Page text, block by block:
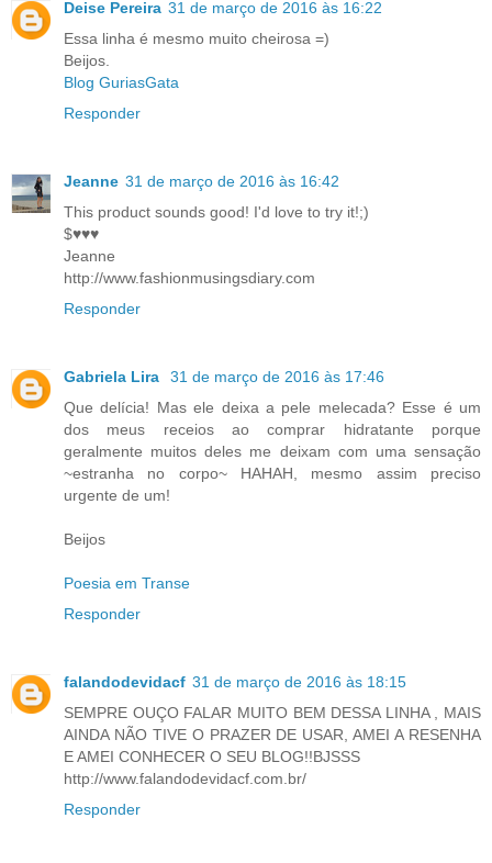
Deise Pereira 31 de março de 2016 às 16:22
Essa linha é mesmo muito cheirosa =)
Beijos.
Blog GuriasGata
Responder
Jeanne 31 de março de 2016 às 16:42
This product sounds good! I'd love to try it!;)
$♥♥♥
Jeanne
http://www.fashionmusingsdiary.com
Responder
Gabriela Lira
31 de março de 2016 às 17:46
Que delícia! Mas ele deixa a pele melecada? Esse é um
dos meus receios ao comprar hidratante porque
geralmente muitos deles me deixam com uma sensação
~estranha no corpo~ HAHAH, mesmo assim preciso
urgente de um!
Beijos
Poesia em Transe
Responder
falandodevidacf 31 de março de 2016 às 18:15
SEMPRE OUÇO FALAR MUITO BEM DESSA LINHA , MAIS
AINDA NÃO TIVE O PRAZER DE USAR, AMEI A RESENHA
E AMEI CONHECER O SEU BLOG!!BJSSS
http://www.falandodevidacf.com.br/
Responder